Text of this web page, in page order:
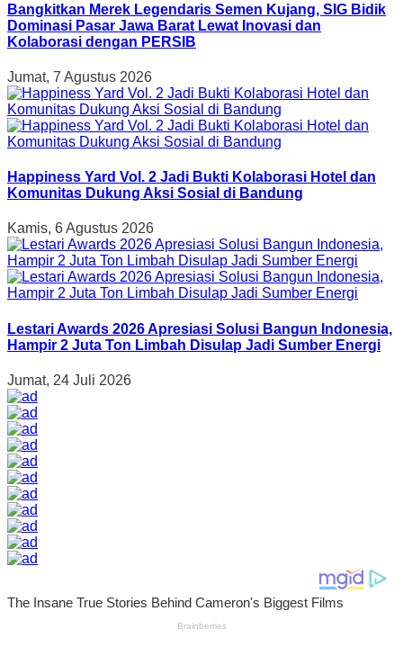
Bangkitkan Merek Legendaris Semen Kujang, SIG Bidik
Dominasi Pasar Jawa Barat Lewat Inovasi dan
Kolaborasi dengan PERSIB
Jumat, 7 Agustus 2026
Happiness Yard Vol. 2 Jadi Bukti Kolaborasi Hotel dan
Komunitas Dukung Aksi Sosial di Bandung
Kamis, 6 Agustus 2026
Lestari Awards 2026 Apresiasi Solusi Bangun Indonesia,
Hampir 2 Juta Ton Limbah Disulap Jadi Sumber Energi
Jumat, 24 Juli 2026